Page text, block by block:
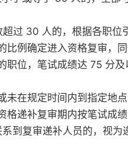
超过 30 人的，根据各职
比例确定进入资格复审，
职位，笔试成绩达 75 分
未在规定时间内到指定地
格递补复审期内按笔试成
到复审递补人员的，视为